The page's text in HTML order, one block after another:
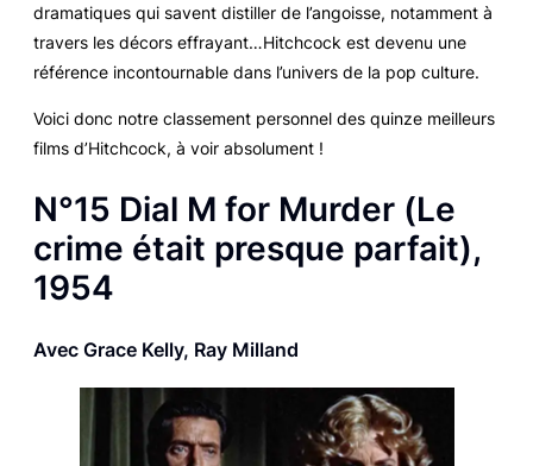
dramatiques qui savent distiller de l’angoisse, notamment à
travers les décors effrayant…Hitchcock est devenu une
référence incontournable dans l’univers de la pop culture.
Voici donc notre classement personnel des quinze meilleurs
films d’Hitchcock, à voir absolument !
N°15 Dial M for Murder (Le
crime était presque parfait),
1954
Avec Grace Kelly, Ray Milland